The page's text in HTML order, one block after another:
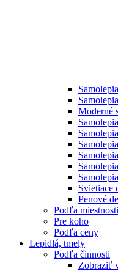
Moderné
Svietiace
Penové
Podľa miestnosti
Pre koho
Podľa ceny
Lepidlá, tmely
Podľa činnosti
Zobraziť